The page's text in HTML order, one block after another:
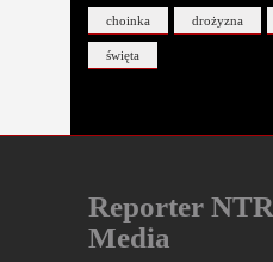
choinka drożyzna
święta
Reporter
Media